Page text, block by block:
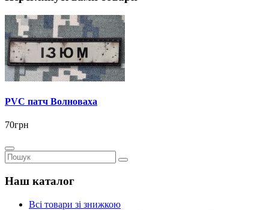
PVC патч Волноваха
70грн
Наш каталог
Всі товари зі знижкою